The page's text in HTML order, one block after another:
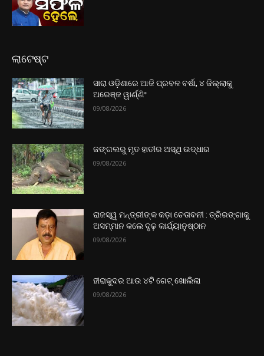
ଲାଟେଷ୍ଟ
ସାରା ଓଡ଼ିଶାରେ ଆଜି ପ୍ରବଳ ବର୍ଷା, ୪ ଜିଲ୍ଲାକୁ
ଅରେଞ୍ଜ ୱାର୍ଣ୍ଣିଂ
09/08/2026
ଜଙ୍ଗଲରୁ ମୃତ ହାତୀର ଅସ୍ଥି ଉଦ୍ଧାର
09/08/2026
ରାଜସ୍ୱ ମନ୍ତ୍ରୀଙ୍କ କଡ଼ା ଚେତାବନୀ : ତ୍ରିରଙ୍ଗାକୁ
ଅସମ୍ମାନ କଲେ ଦୃଢ଼ କାର୍ଯ୍ୟାନୁଷ୍ଠାନ
09/08/2026
ହୀରାକୁଦର ଆଉ ୪ଟି ଗେଟ୍‌ ଖୋଲିଲା
09/08/2026